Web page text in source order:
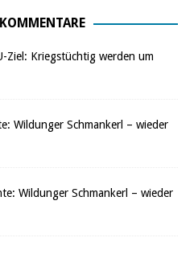
Ziel: Kriegstüchtig werden um
Wildunger Schmankerl – wieder
Wildunger Schmankerl – wieder